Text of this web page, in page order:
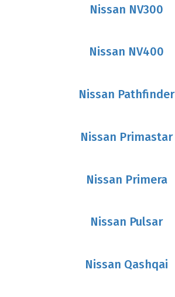
Nissan NV300
Nissan NV400
Nissan Pathfinder
Nissan Primastar
Nissan Primera
Nissan Pulsar
Nissan Qashqai